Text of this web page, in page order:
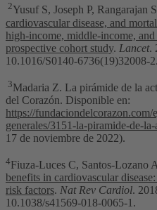
2Yusuf S, Joseph P, Rangarajan
cardiovascular disease, and
high-income, middle-income,
prospective cohort study. Lancet.
10.1016/S0140-6736(19)32008-2.
3Madaria Z. La pirámide de la
del Corazón. Disponible en:
https://fundaciondelcorazon.com/
generales/3151-la-piramide-de-
17 de noviembre de 2022).
4Fiuza-Luces C, Santos-Lozano
benefits in cardiovascular
risk factors. Nat Rev Cardiol.
10.1038/s41569-018-0065-1.